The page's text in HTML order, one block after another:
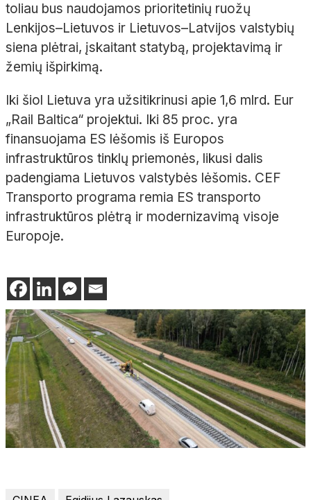
toliau bus naudojamos prioritetinių ruožų
Lenkijos–Lietuvos ir Lietuvos–Latvijos valstybių
siena plėtrai, įskaitant statybą, projektavimą ir
žemių išpirkimą.
Iki šiol Lietuva yra užsitikrinusi apie 1,6 mlrd. Eur
„Rail Baltica“ projektui. Iki 85 proc. yra
finansuojama ES lėšomis iš Europos
infrastruktūros tinklų priemonės, likusi dalis
padengiama Lietuvos valstybės lėšomis. CEF
Transporto programa remia ES transporto
infrastruktūros plėtrą ir modernizavimą visoje
Europoje.